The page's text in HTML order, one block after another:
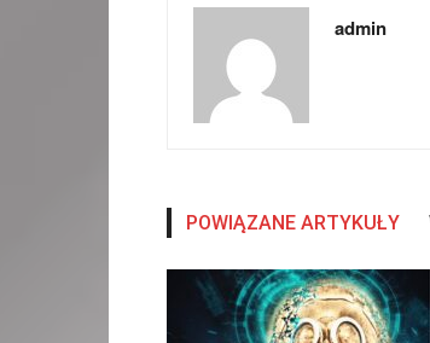
admin
POWIĄZANE ARTYKUŁY